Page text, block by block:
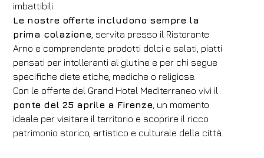
imbattibili.
Le nostre offerte includono sempre la
prima colazione , servita presso il Ristorante
Arno e comprendente prodotti dolci e salati, piatti
pensati per intolleranti al glutine e per chi segue
specifiche diete etiche, mediche o religiose.
Con le offerte del Grand Hotel Mediterraneo vivi il
ponte del 25 aprile a Firenze , un momento
ideale per visitare il territorio e scoprire il ricco
patrimonio storico, artistico e culturale della città.